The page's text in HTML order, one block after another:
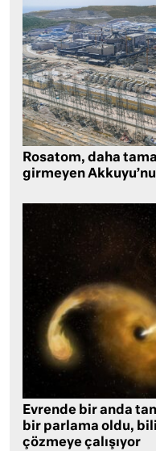
Rosatom, daha
girmeyen
Evrende bir anda
bir parlama oldu,
çözmeye çalışıyor